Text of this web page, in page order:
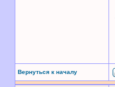
Вернуться к началу